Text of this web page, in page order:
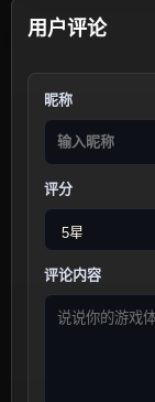
用户评论
昵称
评分
评论内容